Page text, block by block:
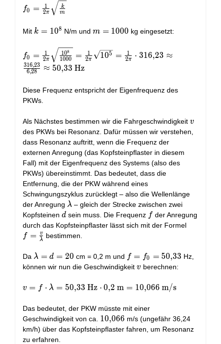
f_0 = \frac{1}
{2\pi}
\sqrt{\frac{k}
{m}}
f0 = 2π
1
m
k
Mit k =
k = 108 N/m und m =
m = 1000 kg eingesetzt:
f_0 = \frac{1}
{2\pi}
\sqrt{\frac{10^8}
\frac{1}{2\pi}
\sqrt{10^5} =
\cdot 316,23
\approx
\frac{316,23}
{6,28} \approx
50,33
\mathrm{~Hz}
f0 = 2π
1
1000
108 = 2π
1 105 = 2π
1 ⋅ 316,23 ≈
6,28
316,23 ≈ 50,33 Hz
Diese Frequenz entspricht der Eigenfrequenz des
PKWs.
Als Nächstes bestimmen wir die Fahrgeschwindigkeit v
v
des PKWs bei Resonanz. Dafür müssen wir verstehen,
dass Resonanz auftritt, wenn die Frequenz der
externen Anregung (das Kopfsteinpflaster in diesem
Fall) mit der Eigenfrequenz des Systems (also des
PKWs) übereinstimmt. Das bedeutet, dass die
Entfernung, die der PKW während eines
Schwingungszyklus zurücklegt – also die Wellenlänge
der Anregung \lambda
λ – gleich der Strecke zwischen zwei
Kopfsteinen d
d sein muss. Die Frequenz ffder Anregung
durch das Kopfsteinpflaster lässt sich mit der Formel
f = λ
v bestimmen.
Da \lambda
= d =
λ = d = 20 cm = 0,2 m und f =
f_0 =
f = f0 = 50,33 Hz,
können wir nun die Geschwindigkeit v
v berechnen:
v = f \cdot
\mathrm{~Hz}
\cdot 0,2
\mathrm{~m}
= 10,066
v = f ⋅ λ = 50,33 Hz ⋅ 0,2 m = 10,066 m/s
Das bedeutet, der PKW müsste mit einer
Geschwindigkeit von ca. 10,066
10,066 m/s (ungefähr 36,24
km/h) über das Kopfsteinpflaster fahren, um Resonanz
zu erfahren.